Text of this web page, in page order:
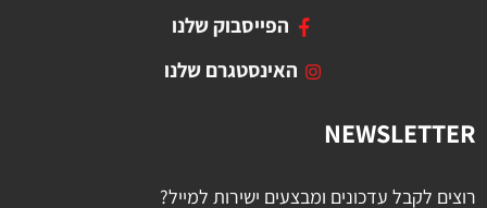
הפייסבוק שלנו
האינסטגרם שלנו
NEWSLETTER
רוצים לקבל עדכונים ומבצעים ישירות למייל?